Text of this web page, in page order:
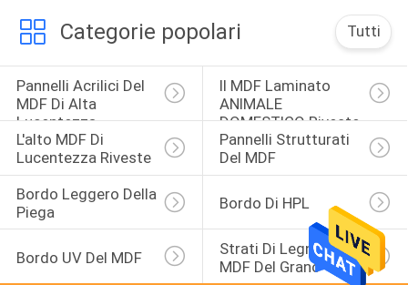
L'ANIMALE
DOMESTICO
spazzolato metallo
ha laminato i
4
Categorie popolari Tutti
Pannelli Acrilici Del
MDF Di Alta
Lucentezza
Il MDF Laminato
ANIMALE
DOMESTICO Riveste
L'alto MDF Di
Lucentezza Riveste
Pannelli Strutturati
Del MDF
Bordo Leggero Della
Piega
Bordo Di HPL
Bordo UV Del MDF
Strati Di Legno Del
MDF Del Grano